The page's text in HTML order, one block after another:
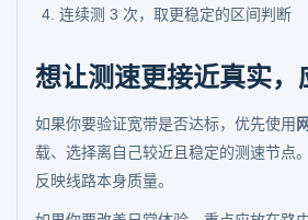
连续测 3 次，取更稳定的区间判断
想让测速更接近真实，
如果你要验证宽带是否达标，优先使用
载、选择离自己较近且稳定的测速节点
反映线路本身质量。